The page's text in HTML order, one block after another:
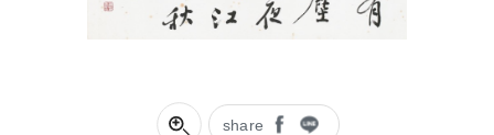
share